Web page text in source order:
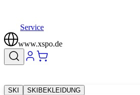
Service
www.xspo.de
SKI SKIBEKLEIDUNG